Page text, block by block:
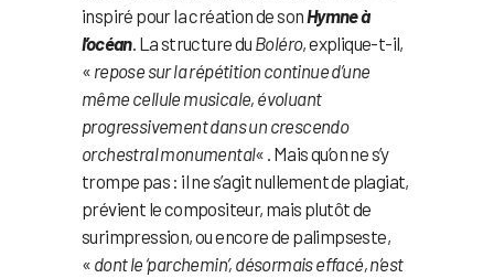
inspiré pour la création de son Hymne à
l’océan. La structure du Boléro, explique-t-il,
« repose sur la répétition continue d’une
même cellule musicale, évoluant
progressivement dans un crescendo
orchestral monumental« . Mais qu’on ne s’y
trompe pas : il ne s’agit nullement de plagiat,
prévient le compositeur, mais plutôt de
surimpression, ou encore de palimpseste,
« dont le ‘parchemin’, désormais effacé, n’est